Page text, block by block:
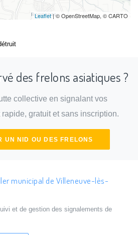
Leaflet| © OpenStreetMap, © CARTO
des frelons asiatiques ?
collective en signalant vos
gratuit et sans inscription.
UN NID OU DES FRELONS
municipal de Villeneuve-lès-
et de gestion des signalements de